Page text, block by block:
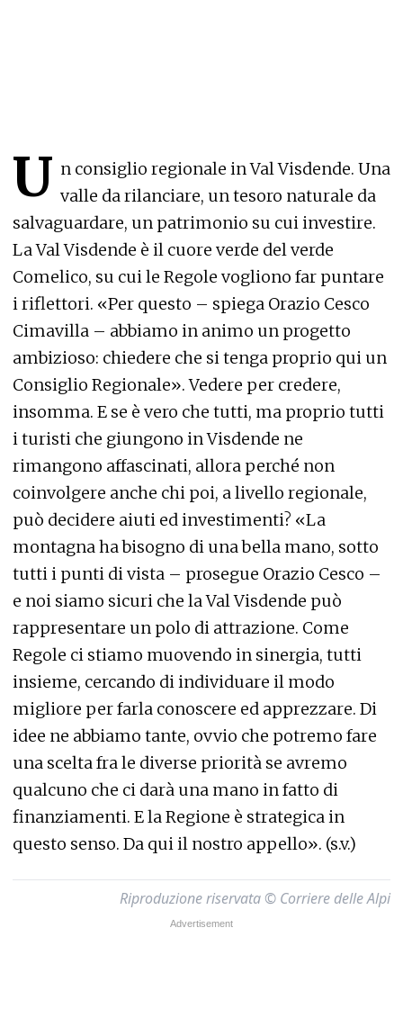
U n consiglio regionale in Val Visdende. Una
valle da rilanciare, un tesoro naturale da
salvaguardare, un patrimonio su cui investire.
La Val Visdende è il cuore verde del verde
Comelico, su cui le Regole vogliono far puntare
i riflettori. «Per questo – spiega Orazio Cesco
Cimavilla – abbiamo in animo un progetto
ambizioso: chiedere che si tenga proprio qui un
Consiglio Regionale». Vedere per credere,
insomma. E se è vero che tutti, ma proprio tutti
i turisti che giungono in Visdende ne
rimangono affascinati, allora perché non
coinvolgere anche chi poi, a livello regionale,
può decidere aiuti ed investimenti? «La
montagna ha bisogno di una bella mano, sotto
tutti i punti di vista – prosegue Orazio Cesco –
e noi siamo sicuri che la Val Visdende può
rappresentare un polo di attrazione. Come
Regole ci stiamo muovendo in sinergia, tutti
insieme, cercando di individuare il modo
migliore per farla conoscere ed apprezzare. Di
idee ne abbiamo tante, ovvio che potremo fare
una scelta fra le diverse priorità se avremo
qualcuno che ci darà una mano in fatto di
finanziamenti. E la Regione è strategica in
questo senso. Da qui il nostro appello». (s.v.)
Riproduzione riservata © Corriere delle Alpi